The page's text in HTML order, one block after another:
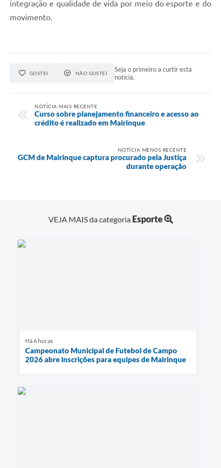
integração e qualidade de vida por meio do esporte e do
movimento.
GOSTEI NÃO GOSTEI
Seja o primeiro a curtir esta
notícia.
NOTÍCIA MAIS RECENTE
Curso sobre planejamento financeiro e acesso ao
crédito é realizado em Mairinque
NOTÍCIA MENOS RECENTE
GCM de Mairinque captura procurado pela Justiça
durante operação
VEJA MAIS da categoria Esporte
Há 6 horas
Campeonato Municipal de Futebol de Campo
2026 abre inscrições para equipes de Mairinque